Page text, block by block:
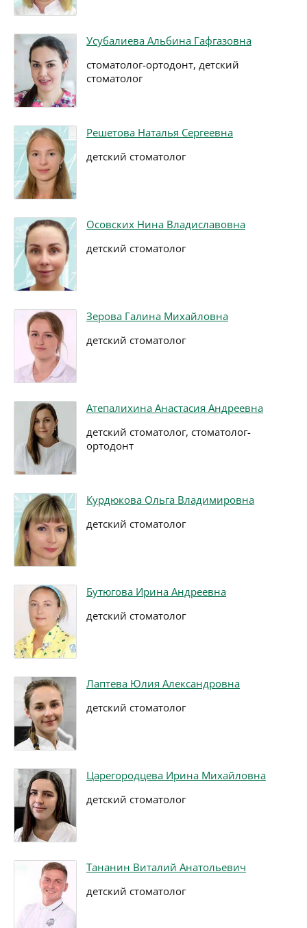
Усубалиева Альбина Гафгазовна
стоматолог-ортодонт, детский
стоматолог
Решетова Наталья Сергеевна
детский стоматолог
Осовских Нина Владиславовна
детский стоматолог
Зерова Галина Михайловна
детский стоматолог
Атепалихина Анастасия Андреевна
детский стоматолог, стоматолог-
ортодонт
Курдюкова Ольга Владимировна
детский стоматолог
Бутюгова Ирина Андреевна
детский стоматолог
Лаптева Юлия Александровна
детский стоматолог
Царегородцева Ирина Михайловна
детский стоматолог
Тананин Виталий Анатольевич
детский стоматолог